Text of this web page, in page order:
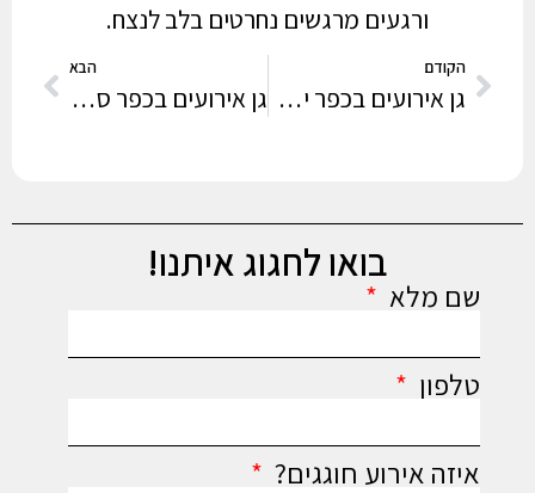
ורגעים מרגשים נחרטים בלב לנצח.
הקודם
גן אירועים בכפר ידידיה
הבא
גן אירועים בכפר סבא
בואו לחגוג איתנו!
שם מלא
טלפון
איזה אירוע חוגגים?